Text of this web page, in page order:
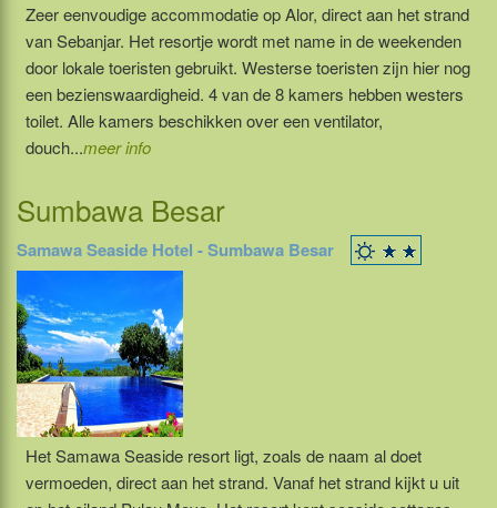
Zeer eenvoudige accommodatie op Alor, direct aan het strand
van Sebanjar. Het resortje wordt met name in de weekenden
door lokale toeristen gebruikt. Westerse toeristen zijn hier nog
een bezienswaardigheid. 4 van de 8 kamers hebben westers
toilet. Alle kamers beschikken over een ventilator,
douch...meer info
Sumbawa Besar
Samawa Seaside Hotel - Sumbawa Besar
Het Samawa Seaside resort ligt, zoals de naam al doet
vermoeden, direct aan het strand. Vanaf het strand kijkt u uit